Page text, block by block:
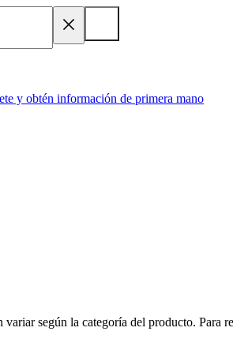
y obtén información de primera mano
según la categoría del producto. Para